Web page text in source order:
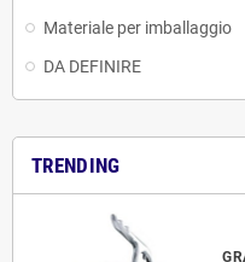
Materiale per imballaggio
DA DEFINIRE
TRENDING